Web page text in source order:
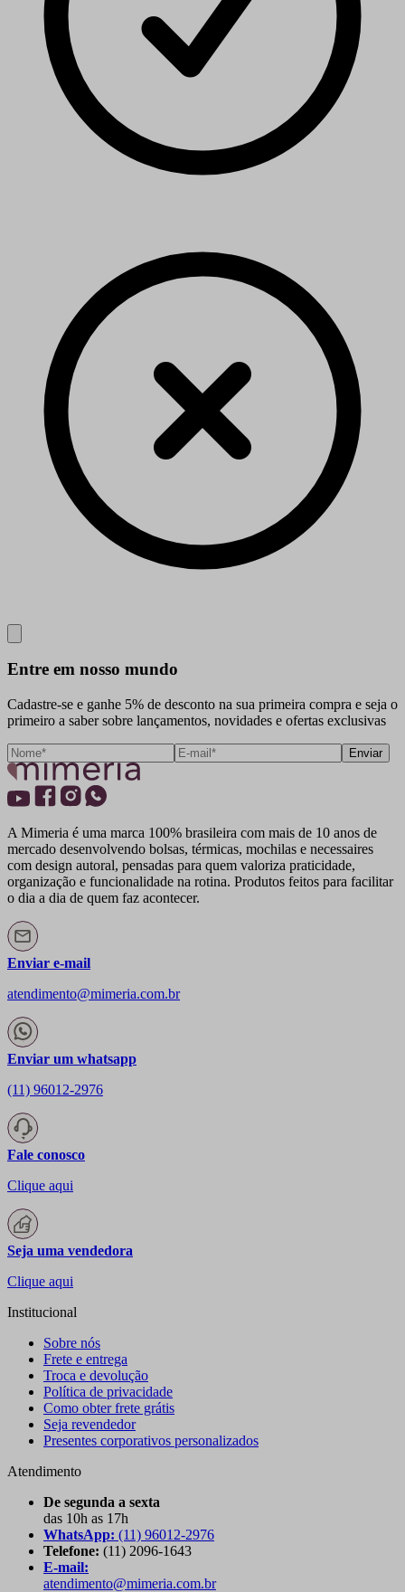
Entre em nosso mundo
Cadastre-se e ganhe 5% de desconto na sua primeira compra e seja o
primeiro a saber sobre lançamentos, novidades e ofertas exclusivas
Enviar
A Mimeria é uma marca 100% brasileira com mais de 10 anos de
mercado desenvolvendo bolsas, térmicas, mochilas e necessaires
com design autoral, pensadas para quem valoriza praticidade,
organização e funcionalidade na rotina. Produtos feitos para facilitar
o dia a dia de quem faz acontecer.
Enviar e-mail
atendimento@mimeria.com.br
Enviar um whatsapp
(11) 96012-2976
Fale conosco
Clique aqui
Seja uma vendedora
Clique aqui
Institucional
Sobre nós
Frete e entrega
Troca e devolução
Política de privacidade
Como obter frete grátis
Seja revendedor
Presentes corporativos personalizados
Atendimento
De segunda a sexta
das 10h as 17h
WhatsApp: (11) 96012-2976
Telefone: (11) 2096-1643
E-mail:
atendimento@mimeria.com.br